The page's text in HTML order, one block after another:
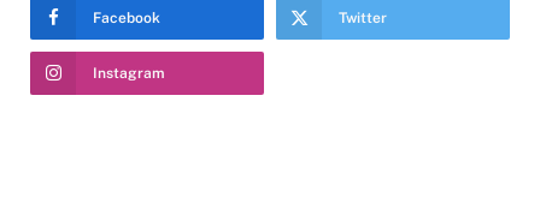
Facebook Twitter
Instagram